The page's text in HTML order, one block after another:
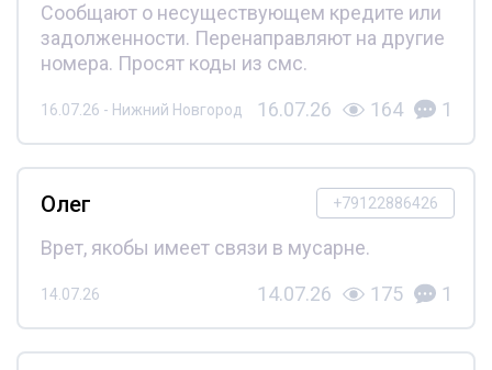
Сообщают о несуществующем кредите или
задолженности. Перенаправляют на другие
номера. Просят коды из смс.
16.07.26 - Нижний Новгород 16.07.26 164 1
+79122886426
Олег
Врет, якобы имеет связи в мусарне.
14.07.26 14.07.26 175 1